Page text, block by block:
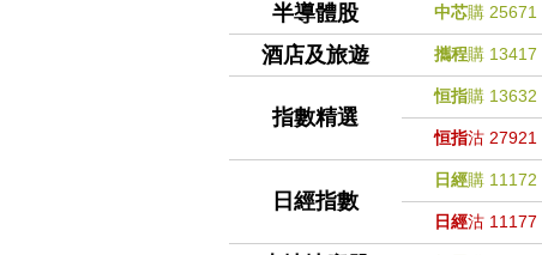
半導體股 中芯購 25671
酒店及旅遊 攜程購 13417
指數精選
恒指購 13632
恒指沽 27921
日經指數
日經購 11172
日經沽 11177